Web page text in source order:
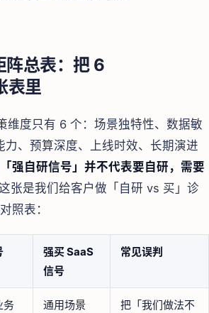
阵总表：把 6
表里
维度只有 6 个：场景独特性、数据敏
力、预算深度、上线时效、长期演进
强自研信号」并不代表要自研，需要
张是我们给客户做「自研 vs 买」诊
照表：
强买 SaaS
信号
常见误判
务
通用场景
把「我们做法不